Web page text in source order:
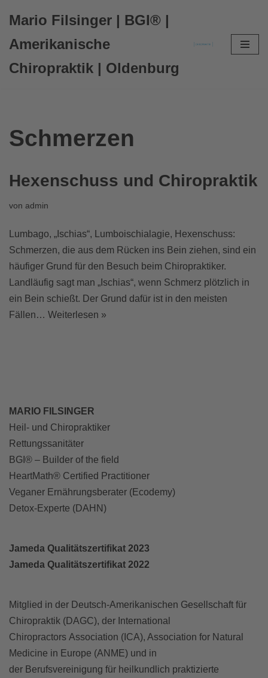
Inhalt
springen
Mario Filsinger | BGI® |
Amerikanische
Chiropraktik | Oldenburg
Schmerzen
Hexenschuss und Chiropraktik
von admin
Lumbago, „Ischias“, Lumboischialagie, Hexenschuss:
Schmerzen, die aus dem Rücken ins Bein ziehen, sind ein
häufiger Grund für den Besuch beim Chiropraktiker.
Landläufig sagt man „Ischias“, wenn Schmerz plötzlich in
ein Bein schießt. Der Grund dafür ist in den meisten
Fällen… Weiterlesen »
MARIO FILSINGER
Heil- und Chiropraktiker
Rettungssanitäter
BGI® – Builder of the field
HeartMath® Certified Practitioner
Veganer Ernährungsberater (Ecodemy)
Detox-Experte (DAHN)
Jameda Qualitätszertifikat 2023
Jameda Qualitätszertifikat 2022
Mitglied in der Deutsch-Amerikanischen Gesellschaft für
Chiropraktik (DAGC), der International
Chiropractors Association (ICA), Association for Natural
Medicine in Europe (ANME) und in
der Berufsvereinigung für heilkundlich praktizierte